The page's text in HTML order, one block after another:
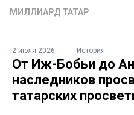
МИЛЛИАРД ТАТАР
2 июля 2026 История
От Иж-Бобьи до
наследников
татарских